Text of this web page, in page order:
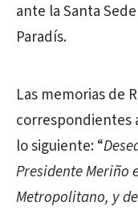
ante la Santa
Paradís.
Las memorias de
correspondientes
lo siguiente: “
Presidente Meriño
Metropolitano, y